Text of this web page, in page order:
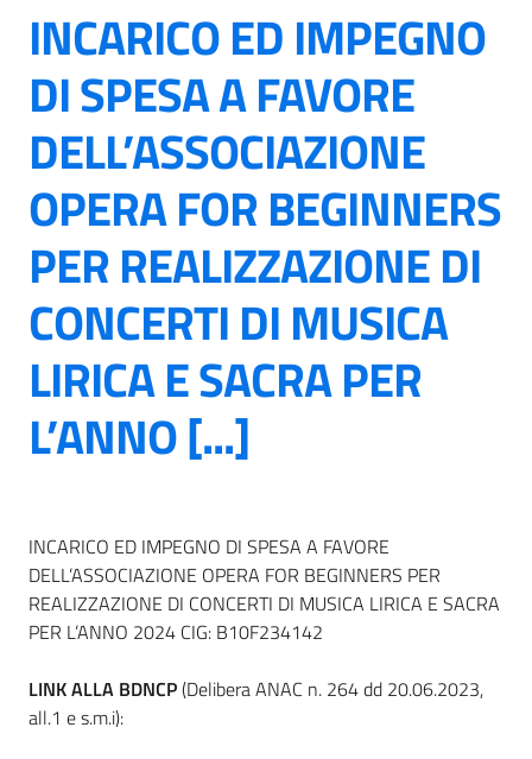
INCARICO ED IMPEGNO
DI SPESA A FAVORE
DELL’ASSOCIAZIONE
OPERA FOR BEGINNERS
PER REALIZZAZIONE DI
CONCERTI DI MUSICA
LIRICA E SACRA PER
L’ANNO [...]
INCARICO ED IMPEGNO DI SPESA A FAVORE
DELL’ASSOCIAZIONE OPERA FOR BEGINNERS PER
REALIZZAZIONE DI CONCERTI DI MUSICA LIRICA E SACRA
PER L’ANNO 2024 CIG: B10F234142
LINK ALLA BDNCP(Delibera ANAC n. 264 dd 20.06.2023,
all.1 e s.m.i):